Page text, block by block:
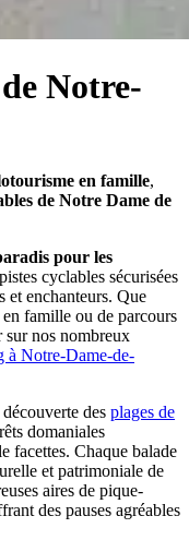
Notre-
en famille,
de Notre Dame de
pour les
cyclables sécurisées
et enchanteurs. Que
famille ou de parcours
sur nos nombreux
à Notre-Dame-de-
des plages de
domaniales
facettes. Chaque balade
et patrimoniale de
aires de pique-
des pauses agréables